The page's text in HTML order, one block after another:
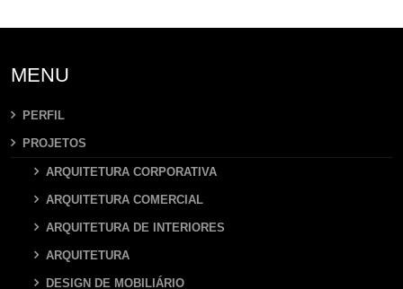
MENU
PERFIL
PROJETOS
ARQUITETURA CORPORATIVA
ARQUITETURA COMERCIAL
ARQUITETURA DE INTERIORES
ARQUITETURA
DESIGN DE MOBILIÁRIO